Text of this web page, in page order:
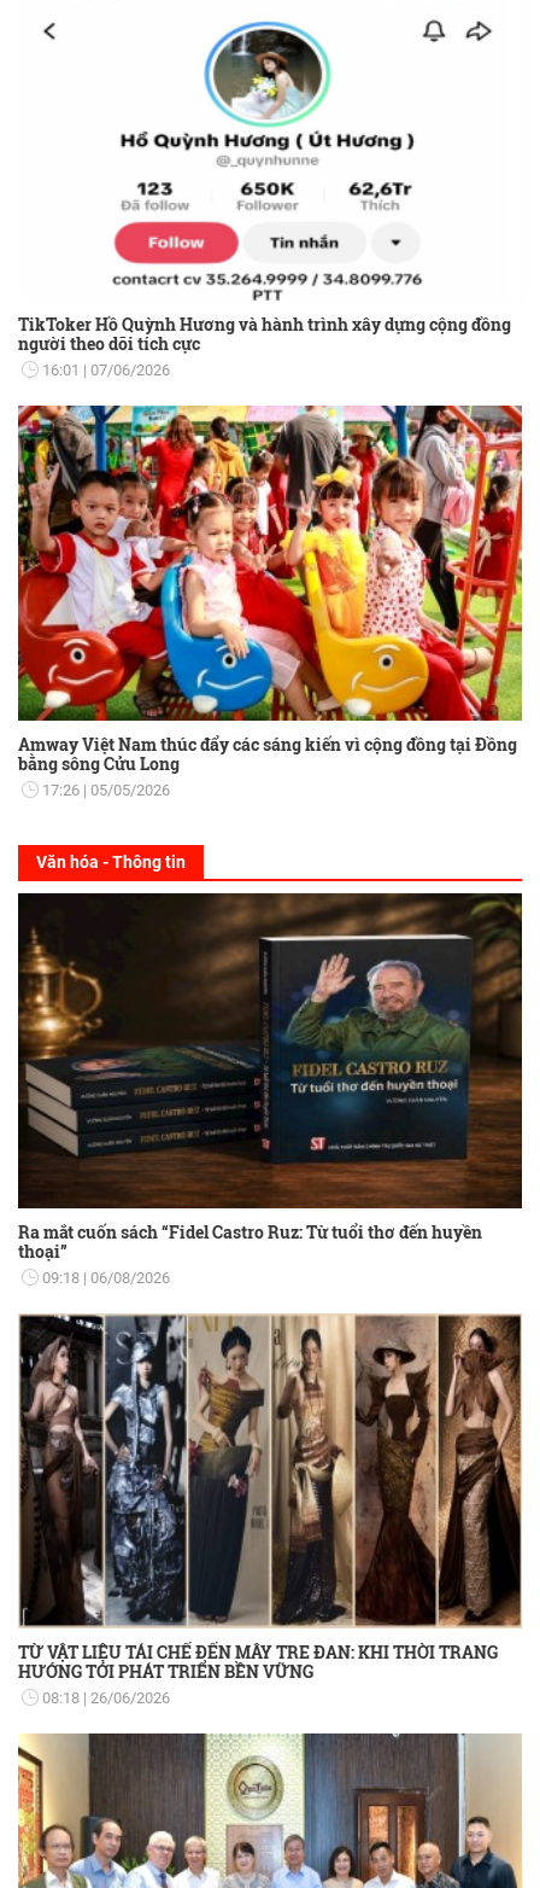
TikToker Hồ Quỳnh Hương và hành trình xây dựng cộng đồng
người theo dõi tích cực
16:01 07/06/2026
Amway Việt Nam thúc đẩy các sáng kiến vì cộng đồng tại Đồng
bằng sông Cửu Long
17:26 05/05/2026
Văn hóa - Thông tin
Ra mắt cuốn sách “Fidel Castro Ruz: Từ tuổi thơ đến huyền
thoại”
09:18 06/08/2026
TỪ VẬT LIỆU TÁI CHẾ ĐẾN MÂY TRE ĐAN: KHI THỜI TRANG
HƯỚNG TỚI PHÁT TRIỂN BỀN VỮNG
08:18 26/06/2026